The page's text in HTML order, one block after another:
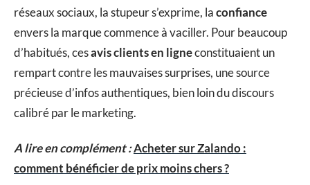
réseaux sociaux, la stupeur s’exprime, laconfiance
envers la marque commence à vaciller. Pour beaucoup
d’habitués, cesavis clients en ligneconstituaient un
rempart contre les mauvaises surprises, une source
précieuse d’infos authentiques, bien loin du discours
calibré par le marketing.
A lire en complément :Acheter sur Zalando :
comment bénéficier de prix moins chers ?